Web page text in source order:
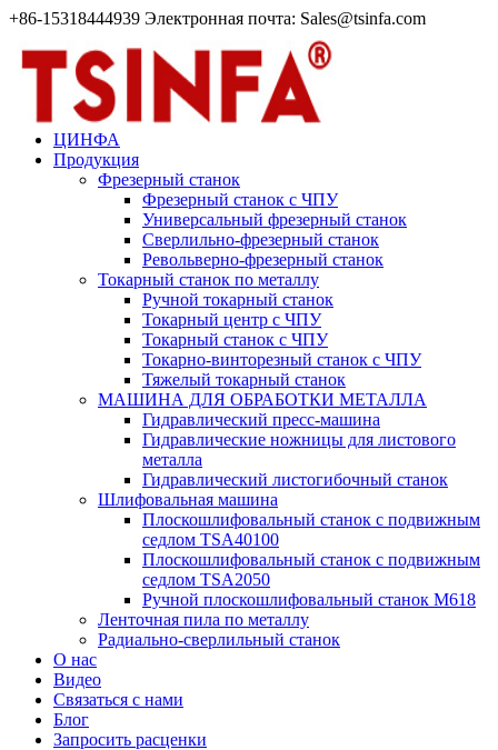
+86-15318444939 Электронная почта: Sales@tsinfa.com
ЦИНФА
Продукция
Фрезерный станок
Фрезерный станок с ЧПУ
Универсальный фрезерный станок
Сверлильно-фрезерный станок
Револьверно-фрезерный станок
Токарный станок по металлу
Ручной токарный станок
Токарный центр с ЧПУ
Токарный станок с ЧПУ
Токарно-винторезный станок с ЧПУ
Тяжелый токарный станок
МАШИНА ДЛЯ ОБРАБОТКИ МЕТАЛЛА
Гидравлический пресс-машина
Гидравлические ножницы для листового
металла
Гидравлический листогибочный станок
Шлифовальная машина
Плоскошлифовальный станок с подвижным
седлом TSA40100
Плоскошлифовальный станок с подвижным
седлом TSA2050
Ручной плоскошлифовальный станок M618
Ленточная пила по металлу
Радиально-сверлильный станок
О нас
Видео
Связаться с нами
Блог
Запросить расценки